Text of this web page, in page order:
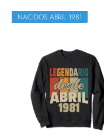
NACIDOS ABRIL 1981